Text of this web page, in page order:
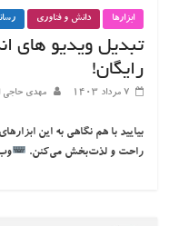
ابزارها دانش و فناوری
تبدیل ویدیو های
رایگان!
۷ مرداد ۱۴۰۳ مهدی حاجی
بیایید با هم نگاهی به این
راحت و لذت‌بخش می‌کنن.